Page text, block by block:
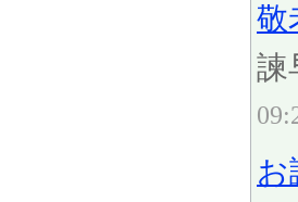
敬
諫
お